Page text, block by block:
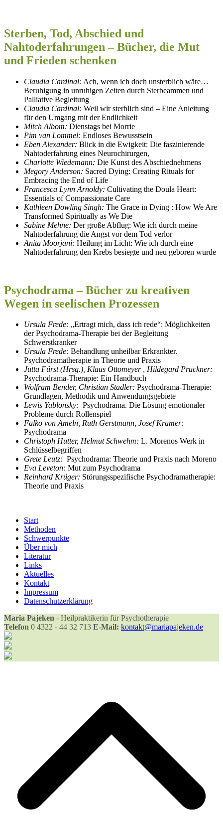
Sterben, Tod, Abschied und
Nahtoderfahrungen – Bücher, die Mut
und Frieden schenken
Claudia Cardinal: Ach, wenn ich doch unsterblich wäre…
Beruhigung in unruhigen Zeiten durch Sterbeammen und
Palliative Begleitung
Claudia Cardinal: Weil wir sterblich sind – Eine Anleitung
für den Umgang mit der Endlichkeit
Mitch Albom: Dienstags bei Morrie
Pim van Lommel: Endloses Bewusstsein
Eben Alexander: Blick in die Ewigkeit: Die faszinierende
Nahtoderfahrung eines Neurochirurgen,
Charlotte Wiedemann: Die Kunst des Abschiednehmens
Megory Anderson: Sacred Dying: Creating Rituals for
Embracing the End of Life
Francesca Lynn Arnoldy: Cultivating the Doula Heart:
Essentials of Compassionate Care
Kathleen Dowling Singh: The Grace in Dying : How We Are
Transformed Spiritually as We Die
Sabine Mehne: Der große Abflug: Wie ich durch meine
Nahtoderfahrung die Angst vor dem Tod verlor
Anita Moorjani: Heilung im Licht: Wie ich durch eine
Nahtoderfahrung den Krebs besiegte und neu geboren wurde
Psychodrama – Bücher zu kreativen
Wegen in seelischen Prozessen
Ursula Frede: „Ertragt mich, dass ich rede“: Möglichkeiten
der Psychodrama-Therapie bei der Begleitung
Schwerstkranker
Ursula Frede: Behandlung unheilbar Erkrankter.
Psychodramatherapie in Theorie und Praxis
Jutta Fürst (Hrsg.), Klaus Ottomeyer , Hildegard Pruckner:
Psychodrama-Therapie: Ein Handbuch
Wolfram Bender, Christian Stadler: Psychodrama-Therapie:
Grundlagen, Methodik und Anwendungsgebiete
Lewis Yablonsky: Psychodrama. Die Lösung emotionaler
Probleme durch Rollenspiel
Falko von Ameln, Ruth Gerstmann, Josef Kramer:
Psychodrama
Christoph Hutter, Helmut Schwehm: L. Morenos Werk in
Schlüsselbegriffen
Grete Leutz: Psychodrama: Theorie und Praxis nach Moreno
Eva Leveton: Mut zum Psychodrama
Reinhard Krüger: Störungsspezifische Psychodramatherapie:
Theorie und Praxis
Start
Methoden
Schwerpunkte
Über mich
Literatur
Links
Aktuelles
Kontakt
Impressum
Datenschutzerklärung
Maria Pajeken - Heilpraktikerin für Psychotherapie
Telefon 0 4322 - 44 32 713 E-Mail: kontakt@mariapajeken.de